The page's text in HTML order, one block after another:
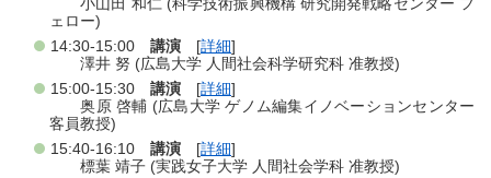
ェロー)
14:30-15:00 講演 [詳細]
澤井 努 (広島大学 人間社会科学研究科 准教授)
15:00-15:30 講演 [詳細]
奥原 啓輔 (広島大学 ゲノム編集イノベーションセンター
客員教授)
15:40-16:10 講演 [詳細]
標葉 靖子 (実践女子大学 人間社会学科 准教授)